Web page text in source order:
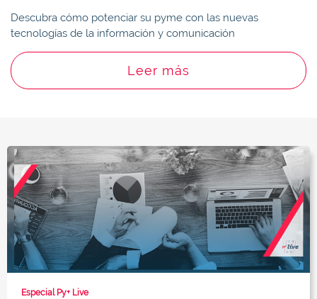
Descubra cómo potenciar su pyme con las nuevas
tecnologías de la información y comunicación
Leer más
Especial Py+ Live